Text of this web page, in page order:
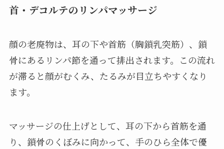
首・デコルテのリンパマッサージ
顔の老廃物は、耳の下や首筋（胸鎖乳突筋）、鎖
骨にあるリンパ節を通って排出されます。この流れ
が滞ると顔がむくみ、たるみが目立ちやすくなり
ます。
マッサージの仕上げとして、耳の下から首筋を通
り、鎖骨のくぼみに向かって、手のひら全体で優